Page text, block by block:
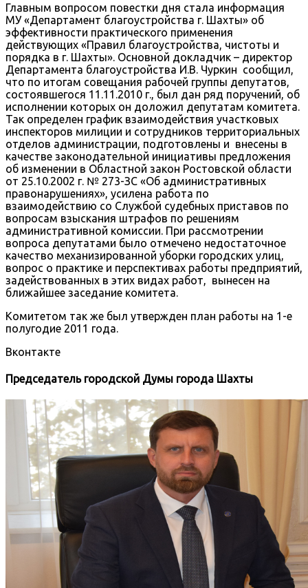
Главным вопросом повестки дня стала информация
МУ «Департамент благоустройства г. Шахты» об
эффективности практического применения
действующих «Правил благоустройства, чистоты и
порядка в г. Шахты». Основной докладчик – директор
Департамента благоустройства И.В. Чуркин сообщил,
что по итогам совещания рабочей группы депутатов,
состоявшегося 11.11.2010 г., был дан ряд поручений, об
исполнении которых он доложил депутатам комитета.
Так определен график взаимодействия участковых
инспекторов милиции и сотрудников территориальных
отделов администрации, подготовлены и внесены в
качестве законодательной инициативы предложения
об изменении в Областной закон Ростовской области
от 25.10.2002 г. № 273-ЗC «Об административных
правонарушениях», усилена работа по
взаимодействию со Службой судебных приставов по
вопросам взыскания штрафов по решениям
административной комиссии. При рассмотрении
вопроса депутатами было отмечено недостаточное
качество механизированной уборки городских улиц,
вопрос о практике и перспективах работы предприятий,
задействованных в этих видах работ, вынесен на
ближайшее заседание комитета.
Комитетом так же был утвержден план работы на 1-е
полугодие 2011 года.
Вконтакте
Председатель городской Думы города Шахты